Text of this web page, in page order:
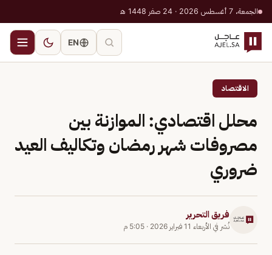
الجمعة، 7 أغسطس 2026 · 24 صفر 1448 هـ
EN
الاقتصاد
محلل اقتصادي: الموازنة بين
مصروفات شهر رمضان وتكاليف العيد
ضروري
فريق التحرير
نُشر في الأربعاء 11 فبراير 2026 · 5:05 م